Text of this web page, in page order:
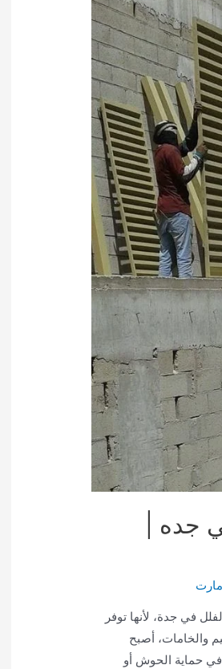
جده |
في جدة، لأنها توفر
والخامات، أصبح
حماية الحوش أو